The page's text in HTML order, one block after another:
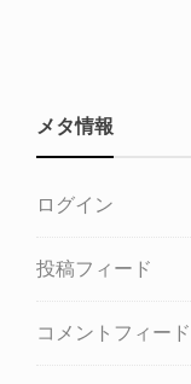
メタ情報
ログイン
投稿フィード
コメントフィード